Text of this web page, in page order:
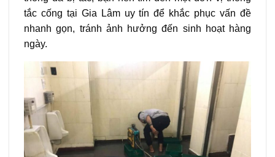
tắc cống tại Gia Lâm uy tín để khắc phục vấn đề
nhanh gọn, tránh ảnh hưởng đến sinh hoạt hàng
ngày.